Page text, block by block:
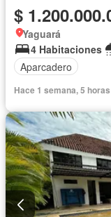
$
Yaguará
4 Habitaciones
Aparcadero
Hace 1 semana, 5